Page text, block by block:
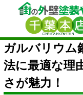
HOME ブログ
法に最適な理由とは
ガルバリウム
法に最適な理
さが魅力！